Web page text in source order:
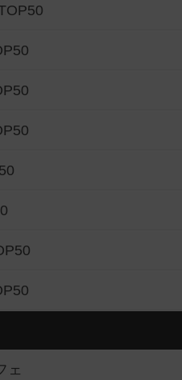
ェ